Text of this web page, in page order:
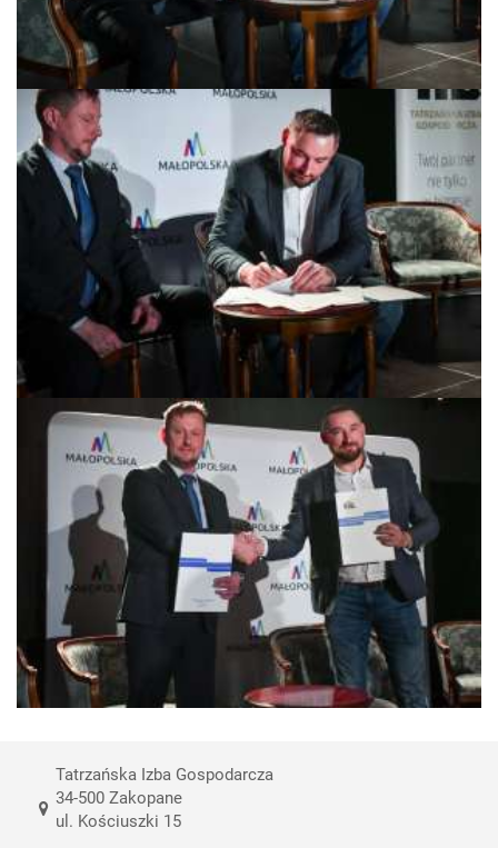
Tatrzańska Izba Gospodarcza
34-500 Zakopane
ul. Kościuszki 15